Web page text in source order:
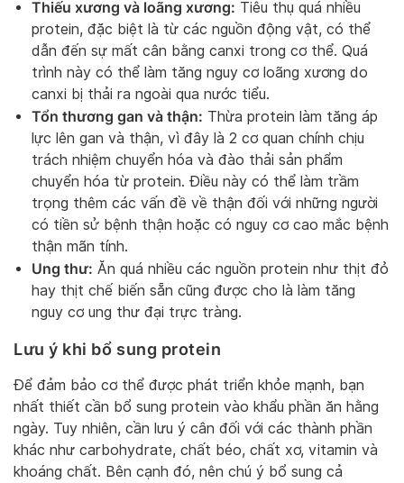
Thiếu xương và loãng xương: Tiêu thụ quá nhiều
protein, đặc biệt là từ các nguồn động vật, có thể
dẫn đến sự mất cân bằng canxi trong cơ thể. Quá
trình này có thể làm tăng nguy cơ loãng xương do
canxi bị thải ra ngoài qua nước tiểu.
Tổn thương gan và thận: Thừa protein làm tăng áp
lực lên gan và thận, vì đây là 2 cơ quan chính chịu
trách nhiệm chuyển hóa và đào thải sản phẩm
chuyển hóa từ protein. Điều này có thể làm trầm
trọng thêm các vấn đề về thận đối với những người
có tiền sử bệnh thận hoặc có nguy cơ cao mắc bệnh
thận mãn tính.
Ung thư: Ăn quá nhiều các nguồn protein như thịt đỏ
hay thịt chế biến sẵn cũng được cho là làm tăng
nguy cơ ung thư đại trực tràng.
Lưu ý khi bổ sung protein
Để đảm bảo cơ thể được phát triển khỏe mạnh, bạn
nhất thiết cần bổ sung protein vào khẩu phần ăn hằng
ngày. Tuy nhiên, cần lưu ý cân đối với các thành phần
khác như carbohydrate, chất béo, chất xơ, vitamin và
khoáng chất. Bên cạnh đó, nên chú ý bổ sung cả